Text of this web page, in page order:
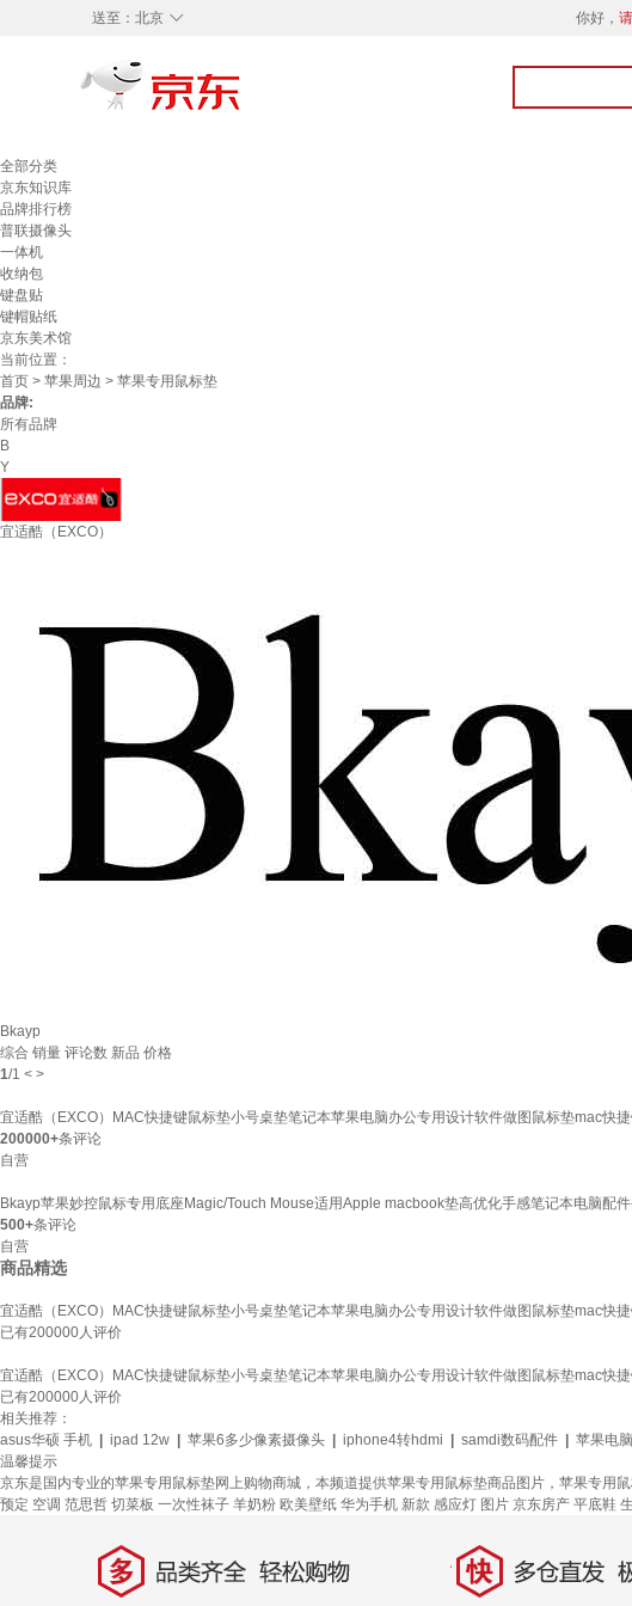
◇
送至： 北京 你好，
全部分类
京东知识库
品牌排行榜
普联摄像头
一体机
收纳包
键盘贴
键帽贴纸
京东美术馆
当前位置：
首页 > 苹果周边 > 苹果专用鼠标垫
品牌:
所有品牌
B
Y
宜适酷（EXCO）
Bkayp
综合 销量 评论数 新品 价格
1/1 < >
宜适酷（EXCO）MAC快捷键鼠标垫小号桌垫笔记本苹果电脑办公专用设计软件做图鼠标垫mac快
200000+条评论
自营
Bkayp苹果妙控鼠标专用底座Magic/Touch Mouse适用Apple macbook垫高优化手感笔记本电脑配
500+条评论
自营
商品精选
宜适酷（EXCO）MAC快捷键鼠标垫小号桌垫笔记本苹果电脑办公专用设计软件做图鼠标垫mac快
已有200000人评价
宜适酷（EXCO）MAC快捷键鼠标垫小号桌垫笔记本苹果电脑办公专用设计软件做图鼠标垫mac快
已有200000人评价
相关推荐：
asus华硕 手机
ipad 12w 苹果6多少像素摄像头 iphone4转hdmi samdi数码配件 苹果电
温馨提示
京东是国内专业的苹果专用鼠标垫网上购物商城，本频道提供苹果专用鼠标垫商品图片，苹果专用
预定 空调 范思哲 切菜板 一次性袜子 羊奶粉 欧美壁纸 华为手机 新款 感应灯 图片 京东房产 平底鞋
多 品类齐全，轻松购物 快 多仓直发，极